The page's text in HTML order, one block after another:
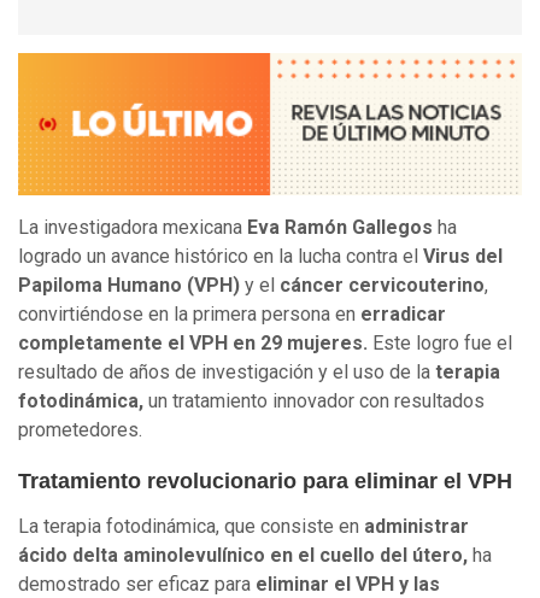
La investigadora mexicana Eva Ramón Gallegos ha
logrado un avance histórico en la lucha contra el Virus del
Papiloma Humano (VPH) y el cáncer cervicouterino,
convirtiéndose en la primera persona en erradicar
completamente el VPH en 29 mujeres. Este logro fue el
resultado de años de investigación y el uso de la terapia
fotodinámica, un tratamiento innovador con resultados
prometedores.
Tratamiento revolucionario para eliminar el VPH
La terapia fotodinámica, que consiste en administrar
ácido delta aminolevulínico en el cuello del útero, ha
demostrado ser eficaz para eliminar el VPH y las